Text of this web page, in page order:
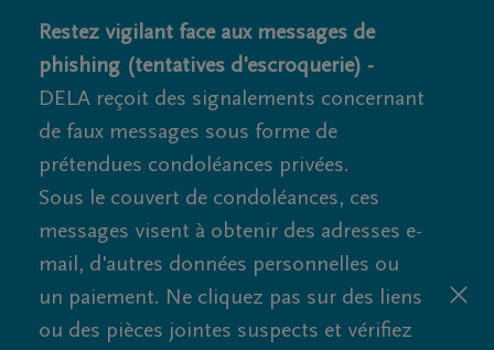
Restez vigilant face aux messages de
phishing (tentatives d'escroquerie) -
DELA reçoit des signalements concernant
de faux messages sous forme de
prétendues condoléances privées.
Sous le couvert de condoléances, ces
messages visent à obtenir des adresses e-
mail, d'autres données personnelles ou
un paiement. Ne cliquez pas sur des liens
ou des pièces jointes suspects et vérifiez